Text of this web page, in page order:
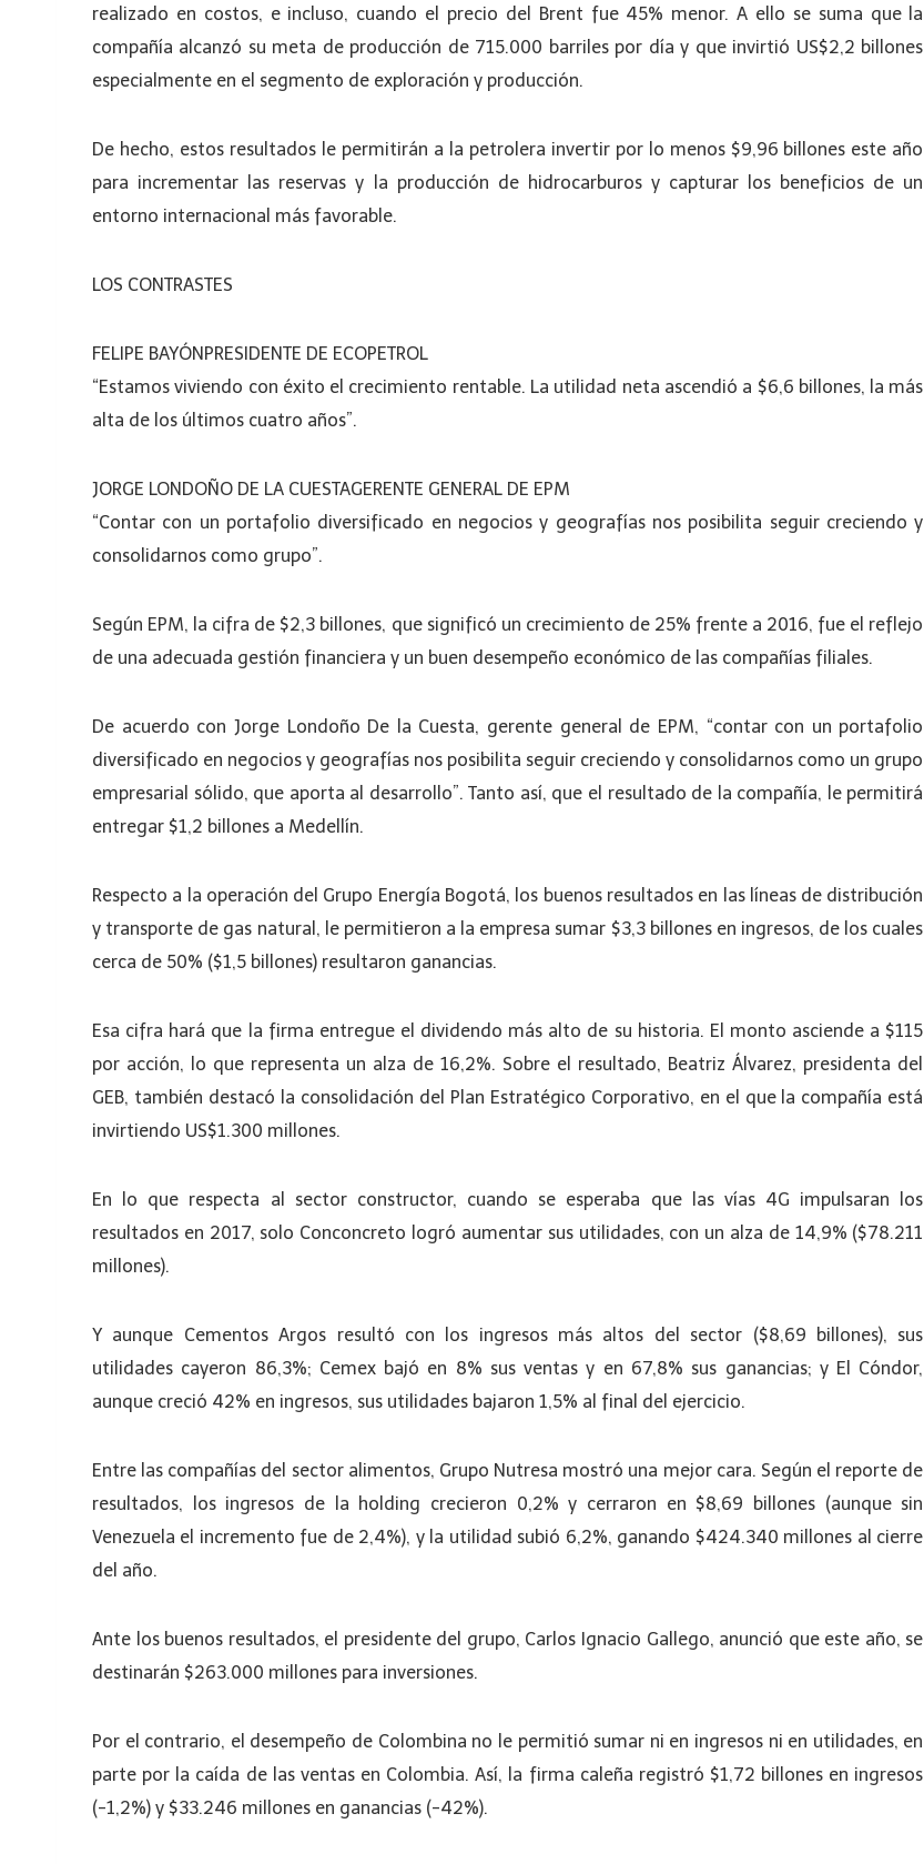
realizado en costos, e incluso, cuando el precio del Brent fue 45% menor. A ello se suma que la
compañía alcanzó su meta de producción de 715.000 barriles por día y que invirtió US$2,2 billones
especialmente en el segmento de exploración y producción.
De hecho, estos resultados le permitirán a la petrolera invertir por lo menos $9,96 billones este año
para incrementar las reservas y la producción de hidrocarburos y capturar los beneficios de un
entorno internacional más favorable.
LOS CONTRASTES
FELIPE BAYÓNPRESIDENTE DE ECOPETROL
“Estamos viviendo con éxito el crecimiento rentable. La utilidad neta ascendió a $6,6 billones, la más
alta de los últimos cuatro años”.
JORGE LONDOÑO DE LA CUESTAGERENTE GENERAL DE EPM
“Contar con un portafolio diversificado en negocios y geografías nos posibilita seguir creciendo y
consolidarnos como grupo”.
Según EPM, la cifra de $2,3 billones, que significó un crecimiento de 25% frente a 2016, fue el reflejo
de una adecuada gestión financiera y un buen desempeño económico de las compañías filiales.
De acuerdo con Jorge Londoño De la Cuesta, gerente general de EPM, “contar con un portafolio
diversificado en negocios y geografías nos posibilita seguir creciendo y consolidarnos como un grupo
empresarial sólido, que aporta al desarrollo”. Tanto así, que el resultado de la compañía, le permitirá
entregar $1,2 billones a Medellín.
Respecto a la operación del Grupo Energía Bogotá, los buenos resultados en las líneas de distribución
y transporte de gas natural, le permitieron a la empresa sumar $3,3 billones en ingresos, de los cuales
cerca de 50% ($1,5 billones) resultaron ganancias.
Esa cifra hará que la firma entregue el dividendo más alto de su historia. El monto asciende a $115
por acción, lo que representa un alza de 16,2%. Sobre el resultado, Beatriz Álvarez, presidenta del
GEB, también destacó la consolidación del Plan Estratégico Corporativo, en el que la compañía está
invirtiendo US$1.300 millones.
En lo que respecta al sector constructor, cuando se esperaba que las vías 4G impulsaran los
resultados en 2017, solo Conconcreto logró aumentar sus utilidades, con un alza de 14,9% ($78.211
millones).
Y aunque Cementos Argos resultó con los ingresos más altos del sector ($8,69 billones), sus
utilidades cayeron 86,3%; Cemex bajó en 8% sus ventas y en 67,8% sus ganancias; y El Cóndor,
aunque creció 42% en ingresos, sus utilidades bajaron 1,5% al final del ejercicio.
Entre las compañías del sector alimentos, Grupo Nutresa mostró una mejor cara. Según el reporte de
resultados, los ingresos de la holding crecieron 0,2% y cerraron en $8,69 billones (aunque sin
Venezuela el incremento fue de 2,4%), y la utilidad subió 6,2%, ganando $424.340 millones al cierre
del año.
Ante los buenos resultados, el presidente del grupo, Carlos Ignacio Gallego, anunció que este año, se
destinarán $263.000 millones para inversiones.
Por el contrario, el desempeño de Colombina no le permitió sumar ni en ingresos ni en utilidades, en
parte por la caída de las ventas en Colombia. Así, la firma caleña registró $1,72 billones en ingresos
(-1,2%) y $33.246 millones en ganancias (-42%).